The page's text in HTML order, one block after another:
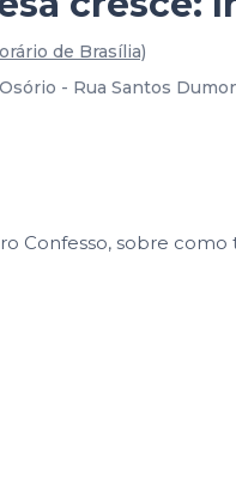
de Brasília)
- Rua Santos
Confesso, sobre